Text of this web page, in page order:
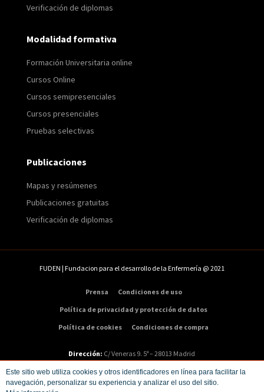
Este sitio web utiliza cookies y otros identificadores en línea para facilitar la
navegación, personalizar su experiencia y analizar el uso del sitio.
Verificación de diplomas
Modalidad formativa
Formación Universitaria online
Cursos Online
Cursos semipresenciales
Cursos presenciales
Pruebas selectivas
Publicaciones
Mapas y resúmenes
Publicaciones gratuitas
Verificación de diplomas
FUDEN | Fundacion para el desarrollo de la Enfermería @ 2021
Prensa
Condiciones de uso
Política de privacidad y protección de datos
Política de cookies
Condiciones de compra
Dirección: C/ Veneras 9. 5ª – 28013 Madrid
Teléfono:91 547 48 81|Email:info@fuden.es